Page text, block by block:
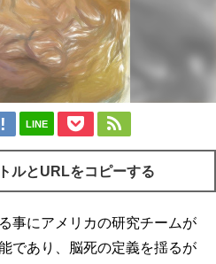
LINE
ルとURLをコピーする
事にアメリカの研究チームが
であり、脳死の定義を揺るが